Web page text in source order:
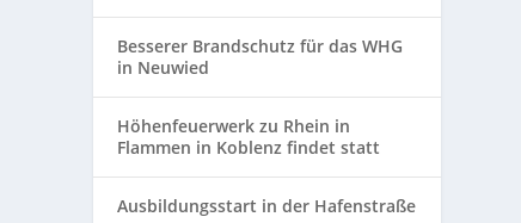
Besserer Brandschutz für das WHG
in Neuwied
Höhenfeuerwerk zu Rhein in
Flammen in Koblenz findet statt
Ausbildungsstart in der Hafenstraße